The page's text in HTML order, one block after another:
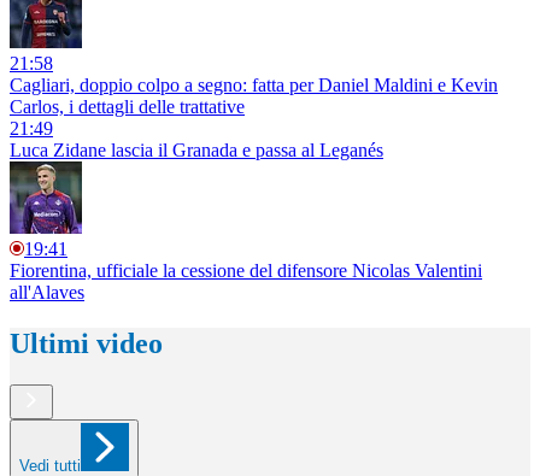
21:58
Cagliari, doppio colpo a segno: fatta per Daniel Maldini e Kevin
Carlos, i dettagli delle trattative
21:49
Luca Zidane lascia il Granada e passa al Leganés
19:41
Fiorentina, ufficiale la cessione del difensore Nicolas Valentini
all'Alaves
Ultimi video
Vedi tutti